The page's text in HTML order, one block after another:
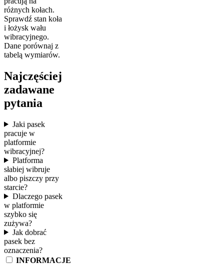
różnych kołach.
Sprawdź stan koła
i łożysk wału
wibracyjnego.
Dane porównaj z
tabelą wymiarów.
Najczęściej
zadawane
pytania
Jaki pasek
pracuje w
platformie
wibracyjnej?
Platforma
słabiej wibruje
albo piszczy przy
starcie?
Dlaczego pasek
w platformie
szybko się
zużywa?
Jak dobrać
pasek bez
oznaczenia?
INFORMACJE